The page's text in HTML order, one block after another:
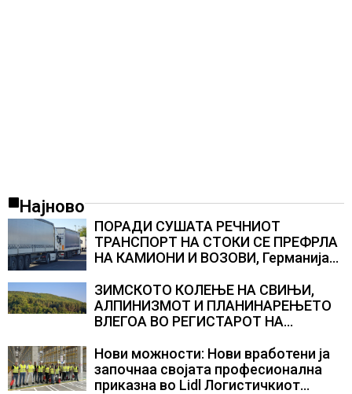
Најново
ПОРАДИ СУШАТА РЕЧНИОТ
ТРАНСПОРТ НА СТОКИ СЕ ПРЕФРЛА
НА КАМИОНИ И ВОЗОВИ, Германија
камионџиите да возат и во недела
ЗИМСКОТО КОЛЕЊЕ НА СВИЊИ,
АЛПИНИЗМОТ И ПЛАНИНАРЕЊЕТО
ВЛЕГОА ВО РЕГИСТАРОТ НА
СЛОВЕНИЈА
Нови можности: Нови вработени ја
започнаа својата професионална
приказна во Lidl Логистичкиот